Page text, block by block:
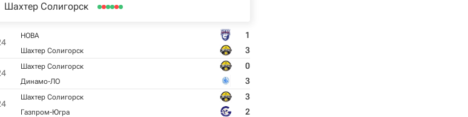
Шахтер Солигорск
HOBA 1
Шахтер Солигорск 3
Шахтер Солигорск 0
Динамо-ЛО 3
Шахтер Солигорск 3
Газпром-Югра 2